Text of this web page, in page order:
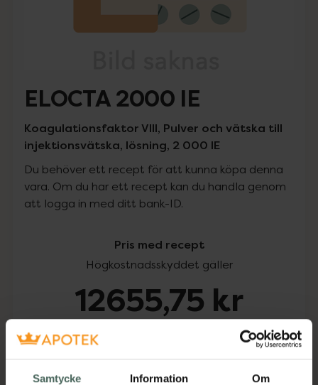
Samtycke Information Om
ELOCTA 2000 IE
Koagulationsfaktor VIII, Pulver och vätska till
injektionsvätska, lösning, 2 000 IE
Du behöver ett recept för att kunna köpa denna
vara. Om du har ett recept kan du handla genom
att logga in med ditt bank-ID.
Pris med recept
Högkostnadsskyddet gäller
12655,75 kr
Köp via ditt recept